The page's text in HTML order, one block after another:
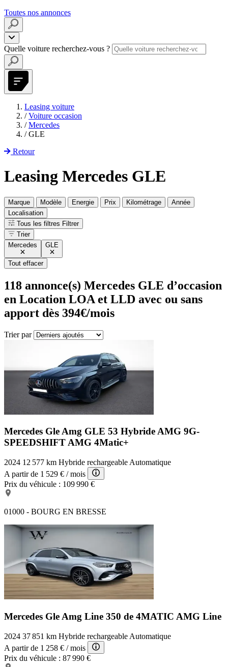
Toutes nos annonces
Quelle voiture recherchez-vous ?
Leasing voiture
/ Voiture occasion
/ Mercedes
/ GLE
Retour
Leasing Mercedes GLE
Marque Modèle Energie Prix Kilométrage
Année
Localisation
Tous les filtres Filtrer
Trier
Mercedes
GLE
Tout effacer
118 annonce(s) Mercedes GLE d’occasion
en Location LOA et LLD avec ou sans
apport dès 394€/mois
Trier par
Mercedes Gle Amg GLE 53 Hybride AMG 9G-
SPEEDSHIFT AMG 4Matic+
2024 12 577 km Hybride rechargeable Automatique
A partir de 1 529 € / mois
Prix du véhicule : 109 990 €
01000 - BOURG EN BRESSE
Mercedes Gle Amg Line 350 de 4MATIC AMG Line
2024 37 851 km Hybride rechargeable Automatique
A partir de 1 258 € / mois
Prix du véhicule : 87 990 €